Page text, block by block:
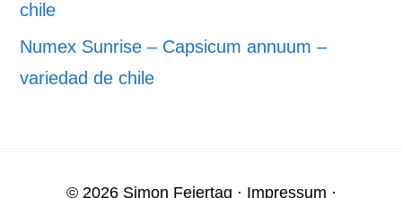
chile
Numex Sunrise – Capsicum annuum –
variedad de chile
© 2026 Simon Feiertag · Impressum ·